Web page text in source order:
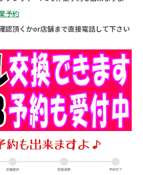
予約
認頂くかor店舗まで直接電話して下さい